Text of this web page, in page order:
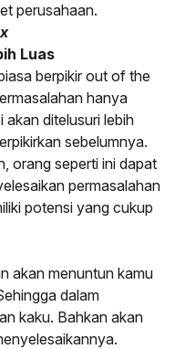
perusahaan.
Luas
berpikir out of the
hanya
akan ditelusuri lebih
sebelumnya.
orang seperti ini dapat
permasalahan
potensi yang cukup
akan menuntun kamu
dalam
kaku. Bahkan akan